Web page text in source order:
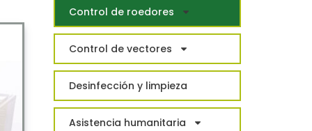
Control de roedores
Control de vectores
Desinfección y limpieza
Asistencia humanitaria